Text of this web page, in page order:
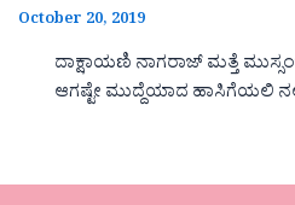
October 20, 2019
ದಾಕ್ಷಾಯಣಿ ನಾಗರಾಜ್ ಮತ್ತೆ
ಆಗಷ್ಟೇ ಮುದ್ದೆಯಾದ ಹಾಸಿಗೆಯಲಿ